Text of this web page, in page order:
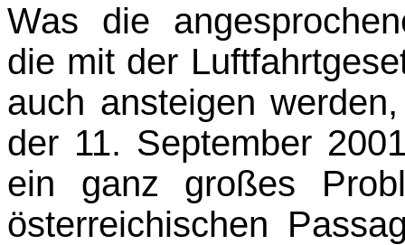
Was die
die mit der
auch ansteigen
der 11. Sep­tember
ein ganz großes
österreichischen